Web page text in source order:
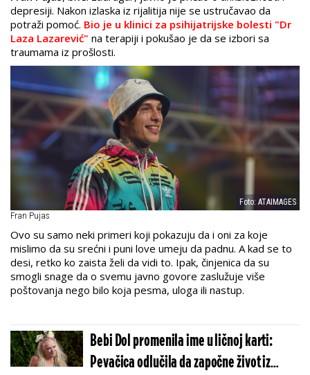
depresiji. Nakon izlaska iz rijalitija nije se ustručavao da
potraži pomoć. Bio je u klinici za psihijatrijske bolesti "Dr
Laza Lazarević" na terapiji i pokušao je da se izbori sa
traumama iz prošlosti.
Foto: ATAIMAGES
​Fran Pujas
Ovo su samo neki primeri koji pokazuju da i oni za koje
mislimo da su srećni i puni love umeju da padnu. A kad se to
desi, retko ko zaista želi da vidi to. Ipak, činjenica da su
smogli snage da o svemu javno govore zaslužuje više
poštovanja nego bilo koja pesma, uloga ili nastup.
Bebi Dol promenila ime u ličnoj karti:
Pevačica odlučila da započne život iz